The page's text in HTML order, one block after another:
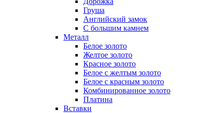
Груша
Английский замок
С большим камнем
Металл
Белое золото
Желтое золото
Красное золото
Белое с желтым золото
Белое с красным золото
Комбинированное золото
Платина
Вставки